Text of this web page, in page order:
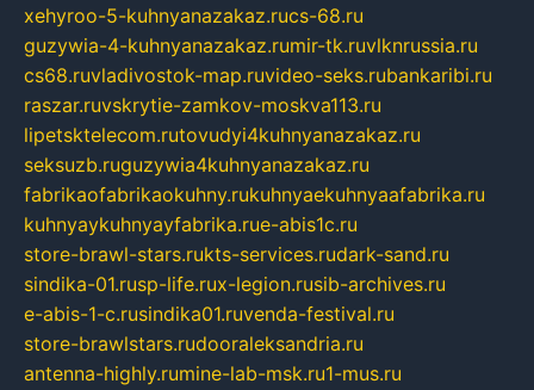
xehyroo-5-kuhnyanazakaz.rucs-68.ru
guzywia-4-kuhnyanazakaz.rumir-tk.ruvlknrussia.ru
cs68.ruvladivostok-map.ruvideo-seks.rubankaribi.ru
raszar.ruvskrytie-zamkov-moskva113.ru
lipetsktelecom.rutovudyi4kuhnyanazakaz.ru
seksuzb.ruguzywia4kuhnyanazakaz.ru
fabrikaofabrikaokuhny.rukuhnyaekuhnyaafabrika.ru
kuhnyaykuhnyayfabrika.rue-abis1c.ru
store-brawl-stars.rukts-services.rudark-sand.ru
sindika-01.rusp-life.rux-legion.rusib-archives.ru
e-abis-1-c.rusindika01.ruvenda-festival.ru
store-brawlstars.rudooraleksandria.ru
antenna-highly.rumine-lab-msk.ru1-mus.ru